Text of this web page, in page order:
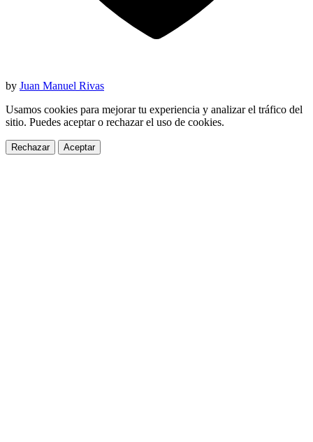
by Juan Manuel Rivas
Usamos cookies para mejorar tu experiencia y analizar el tráfico del
sitio. Puedes aceptar o rechazar el uso de cookies.
Rechazar Aceptar